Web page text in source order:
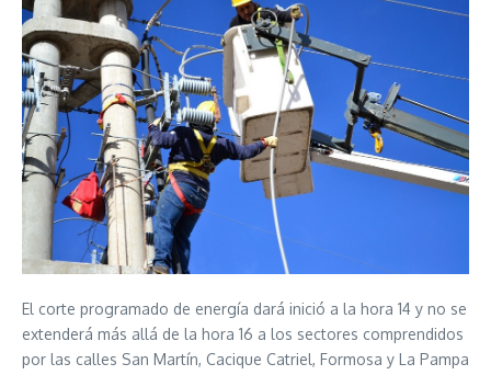
El corte programado de energía dará inició a la hora 14 y no se
extenderá más allá de la hora 16 a los sectores comprendidos
por las calles San Martín, Cacique Catriel, Formosa y La Pampa